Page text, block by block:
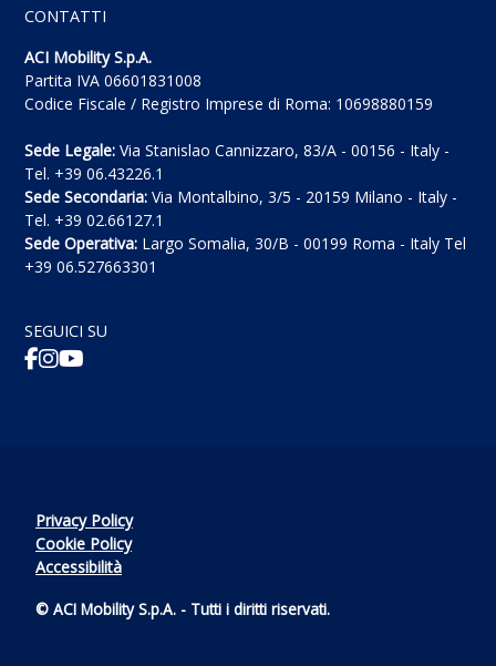
CONTATTI
ACI Mobility S.p.A.
Partita IVA 06601831008
Codice Fiscale / Registro Imprese di Roma: 10698880159
Sede Legale: Via Stanislao Cannizzaro, 83/A - 00156 - Italy -
Tel. +39 06.43226.1
Sede Secondaria: Via Montalbino, 3/5 - 20159 Milano - Italy -
Tel. +39 02.66127.1
Sede Operativa: Largo Somalia, 30/B - 00199 Roma - Italy Tel
+39 06.527663301
SEGUICI SU
Privacy Policy
Cookie Policy
Accessibilità
© ACI Mobility S.p.A. - Tutti i diritti riservati.